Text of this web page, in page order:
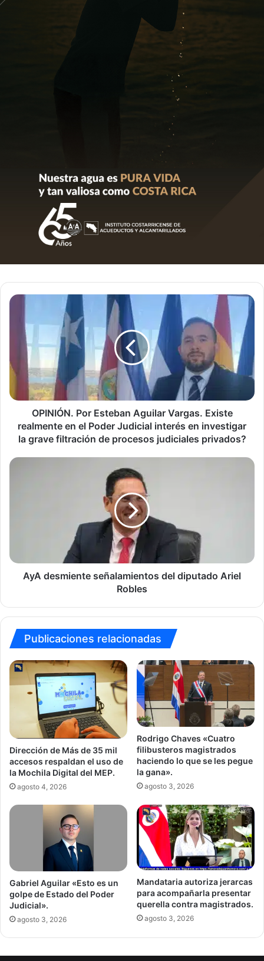
OPINIÓN.
Esteban
Aguilar
Vargas.
Existe
realmente
el
Judicial
interés
investigar
OPINIÓN. Por Esteban Aguilar Vargas. Existe
realmente en el Poder Judicial interés en investigar
la grave filtración de procesos judiciales privados?
AyA
AyA desmiente señalamientos del diputado Ariel
Robles
Publicaciones relacionadas
Dirección de Más de 35 mil
accesos respaldan el uso de
la Mochila Digital del MEP.
agosto 4, 2026
Rodrigo Chaves «Cuatro
filibusteros magistrados
haciendo lo que se les pegue
la gana».
agosto 3, 2026
Gabriel Aguilar «Esto es un
golpe de Estado del Poder
Judicial».
agosto 3, 2026
Mandataria autoriza jerarcas
para acompañarla presentar
querella contra magistrados.
agosto 3, 2026